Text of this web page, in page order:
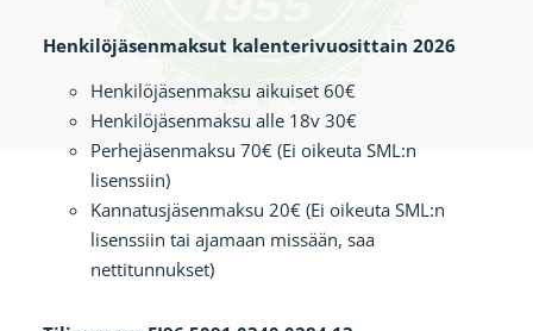
Henkilöjäsenmaksut kalenterivuosittain 2026
Henkilöjäsenmaksu aikuiset 60€
Henkilöjäsenmaksu alle 18v 30€
Perhejäsenmaksu 70€ (Ei oikeuta SML:n
lisenssiin)
Kannatusjäsenmaksu 20€ (Ei oikeuta SML:n
lisenssiin tai ajamaan missään, saa
nettitunnukset)